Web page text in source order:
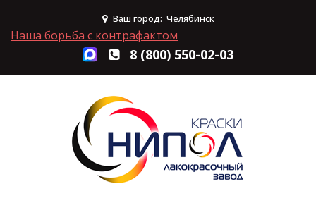
Ваш город: Челябинск
Наша борьба с контрафактом
8 (800) 550-02-03